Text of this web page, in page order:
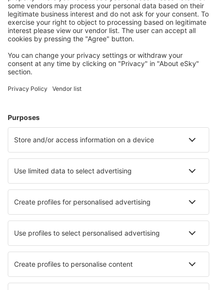
Unterkünfte, die Sie mögen
Wählen Sie aus über 1,3 Millionen Unterkünften: Hotels,
Hütten, Apartments und andere.
Meist gesuchte Hotels von eSky-Nutzern
Hotels in Großbritannien - Beliebte Städte
Hotels in Edinburgh Hotels in London
Hotels in Ulverston Hotels in Morecambe
Hotels in Poole
Die besten Hotels - Städte
Hotels in Vascoeuil Hotels in Bibbona
Hotels Stara Kapela Hotels in Batelov